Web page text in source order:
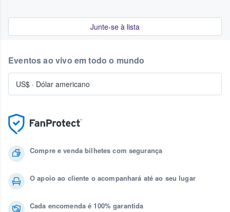
Junte-se à lista
Compre e venda bilhetes com segurança
O apoio ao cliente o acompanhará até ao seu lugar
Cada encomenda é 100% garantida
Eventos ao vivo em todo o mundo
US$ · Dólar americano